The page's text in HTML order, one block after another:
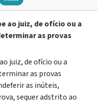
ao juiz, de ofício ou a
as provas
juiz, de ofício ou a
as provas
as inúteis,
sequer adstrito ao